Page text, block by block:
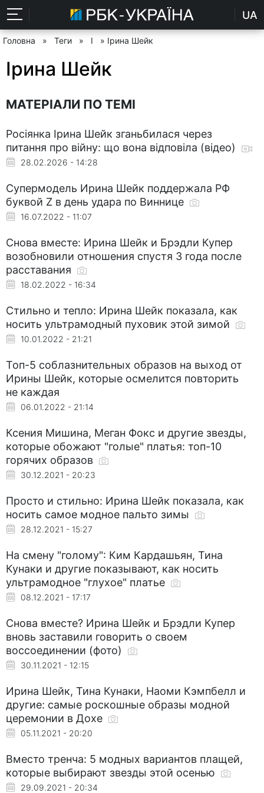
UA
Головна » Теги » І » Ірина Шейк
Ірина Шейк
МАТЕРІАЛИ ПО ТЕМІ
Росіянка Ірина Шейк зганьбилася через
питання про війну: що вона відповіла (відео)
28.02.2026 - 14:28
Супермодель Ирина Шейк поддержала РФ
буквой Z в день удара по Виннице
16.07.2022 - 11:07
Снова вместе: Ирина Шейк и Брэдли Купер
возобновили отношения спустя 3 года после
расставания
18.02.2022 - 16:34
Стильно и тепло: Ирина Шейк показала, как
носить ультрамодный пуховик этой зимой
10.01.2022 - 21:21
Топ-5 соблазнительных образов на выход от
Ирины Шейк, которые осмелится повторить
не каждая
06.01.2022 - 21:14
Ксения Мишина, Меган Фокс и другие звезды,
которые обожают "голые" платья: топ-10
горячих образов
30.12.2021 - 20:23
Просто и стильно: Ирина Шейк показала, как
носить самое модное пальто зимы
28.12.2021 - 15:27
На смену "голому": Ким Кардашьян, Тина
Кунаки и другие показывают, как носить
ультрамодное "глухое" платье
08.12.2021 - 17:17
Снова вместе? Ирина Шейк и Брэдли Купер
вновь заставили говорить о своем
воссоединении (фото)
30.11.2021 - 12:15
Ирина Шейк, Тина Кунаки, Наоми Кэмпбелл и
другие: самые роскошные образы модной
церемонии в Дохе
05.11.2021 - 20:20
Вместо тренча: 5 модных вариантов плащей,
которые выбирают звезды этой осенью
29.09.2021 - 20:34